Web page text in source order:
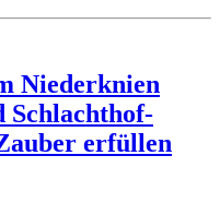
Niederknien
Schlachthof-
erfüllen